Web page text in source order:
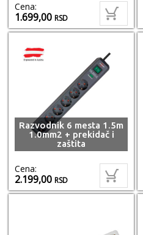
Cena:
1.699,00RSD
Razvodnik 6 mesta 1.5m
1.0mm2 + prekidač i
zaštita
Cena:
2.199,00RSD